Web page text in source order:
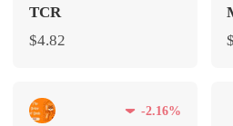
TCR
$4.82
-2.16%